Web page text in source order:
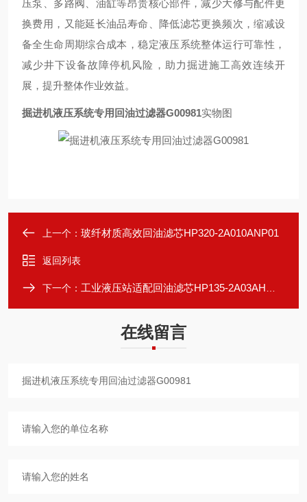
压泵、多路阀、油缸等昂贵核心部件，减少大修与配件更
换费用，又能延长油品寿命、降低滤芯更换频次，缩减设
备全生命周期综合成本，稳定液压系统整体运行可靠性，
减少井下设备故障停机风险，助力掘进施工高效连续开
展，提升整体作业效益。
掘进机液压系统专用回油过滤器G00981实物图
上一个： 玻纤材质高效回油滤芯HP320-2A010ANP01
返回列表
下一个： 工业液压站适配回油滤芯HP135-2A03AH折叠式
在线留言